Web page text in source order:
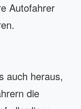
Autofahrer
auch heraus,
die